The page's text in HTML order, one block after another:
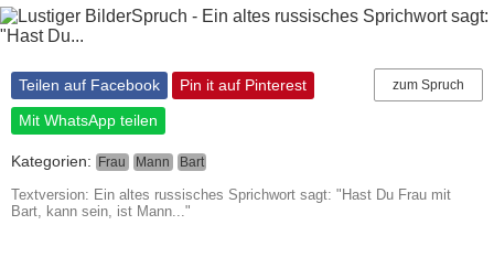
zum Spruch
Teilen auf Facebook
Pin it auf Pinterest
Mit WhatsApp teilen
Kategorien: Frau Mann Bart
Textversion: Ein altes russisches Sprichwort sagt: "Hast Du Frau mit
Bart, kann sein, ist Mann..."